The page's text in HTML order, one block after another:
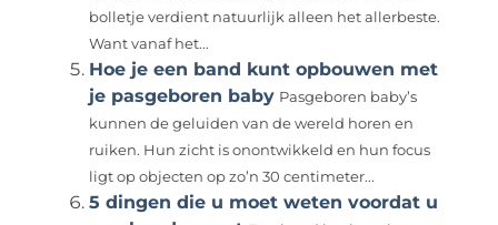
bolletje verdient natuurlijk alleen het allerbeste.
Want vanaf het...
Hoe je een band kunt opbouwen met
je pasgeboren baby Pasgeboren baby’s
kunnen de geluiden van de wereld horen en
ruiken. Hun zicht is onontwikkeld en hun focus
ligt op objecten op zo’n 30 centimeter...
5 dingen die u moet weten voordat u